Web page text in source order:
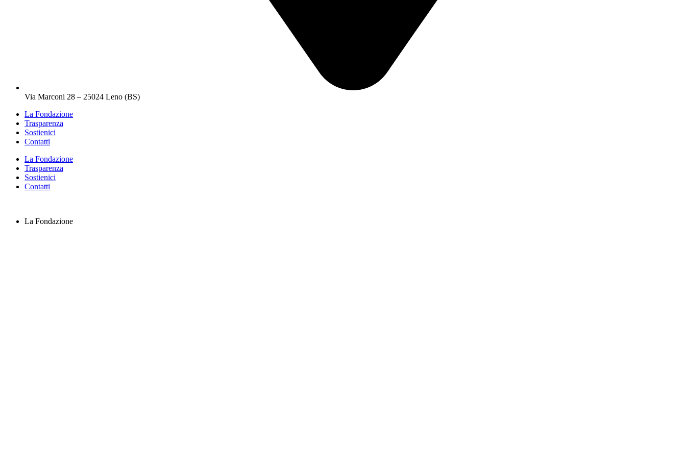
Via Marconi 28 – 25024 Leno (BS)
La Fondazione
Trasparenza
Sostienici
Contatti
La Fondazione
Trasparenza
Sostienici
Contatti
La Fondazione